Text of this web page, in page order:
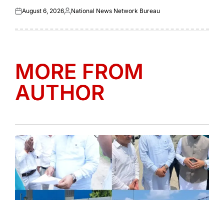
Posted
August 6, 2026Posted
National News Network Bureau
MORE FROM
AUTHOR